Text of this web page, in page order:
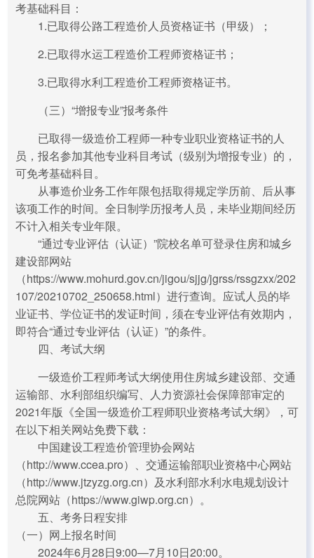
考基础科目：
1.已取得公路工程造价人员资格证书（甲级）；
2.已取得水运工程造价工程师资格证书；
3.已取得水利工程造价工程师资格证书。
（三）“增报专业”报考条件
已取得一级造价工程师一种专业职业资格证书的人
员，报名参加其他专业科目考试（级别为增报专业）的，
可免考基础科目。
从事造价业务工作年限包括取得规定学历前、后从事
该项工作的时间。全日制学历报考人员，未毕业期间经历
不计入相关专业年限。
“通过专业评估（认证）”院校名单可登录住房和城乡
建设部网站
（https://www.mohurd.gov.cn/jigou/sjjg/jgrss/rssgzxx/202
107/20210702_250658.html）进行查询。应试人员的毕
业证书、学位证书的发证时间，须在专业评估有效期内，
即符合“通过专业评估（认证）”的条件。
四、考试大纲
一级造价工程师考试大纲使用住房城乡建设部、交通
运输部、水利部组织编写、人力资源社会保障部审定的
2021年版《全国一级造价工程师职业资格考试大纲》，可
在以下相关网站免费下载：
中国建设工程造价管理协会网站
（http://www.ccea.pro）、交通运输部职业资格中心网站
（http://www.jtzyzg.org.cn）及水利部水利水电规划设计
总院网站（https://www.giwp.org.cn）。
五、考务日程安排
（一）网上报名时间
2024年6月28日9:00—7月10日20:00。